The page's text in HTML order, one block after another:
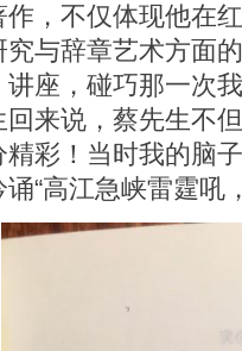
作，不仅体现他在
究与辞章艺术方面
讲座，碰巧那一次
回来说，蔡先生不
精彩！当时我的脑
诵“高江急峡雷霆吼